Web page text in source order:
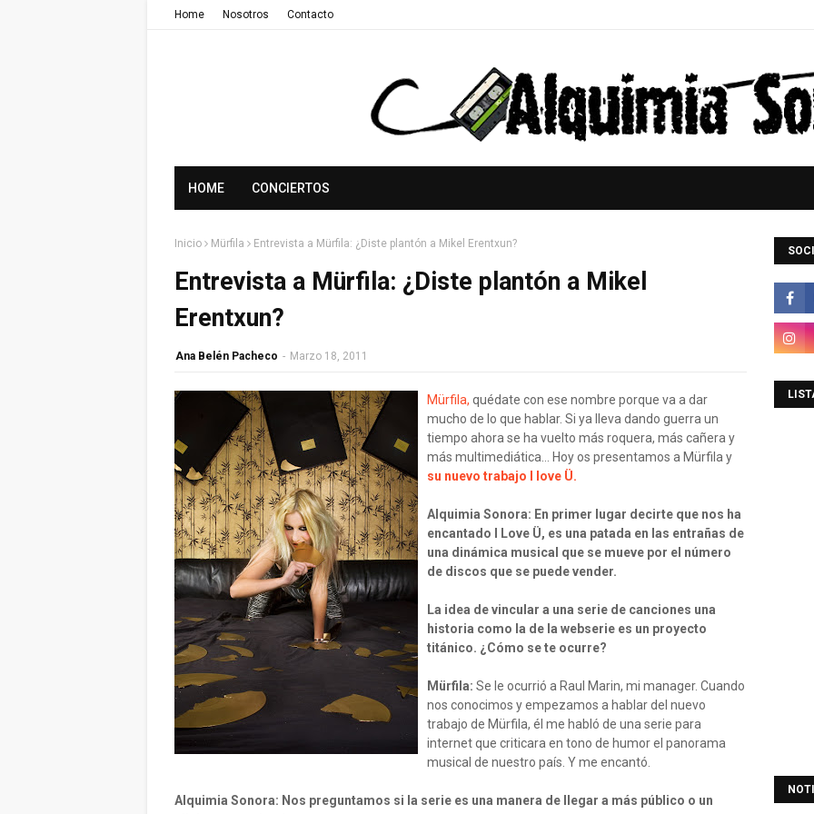
Home Nosotros Contacto
HOME CONCIERTOS
Inicio Mürfila Entrevista a Mürfila: ¿Diste plantón a Mikel Erentxun?
Entrevista a Mürfila: ¿Diste plantón a Mikel
Erentxun?
Ana Belén Pacheco - Marzo 18, 2011
Mürfila, quédate con ese nombre porque va a dar
mucho de lo que hablar. Si ya lleva dando guerra un
tiempo ahora se ha vuelto más roquera, más cañera y
más multimediática… Hoy os presentamos a Mürfila y
su nuevo trabajo I love Ü.
Alquimia Sonora: En primer lugar decirte que nos ha
encantado I Love Ü, es una patada en las entrañas de
una dinámica musical que se mueve por el número
de discos que se puede vender.
La idea de vincular a una serie de canciones una
historia como la de la webserie es un proyecto
titánico. ¿Cómo se te ocurre?
Mürfila: Se le ocurrió a Raul Marin, mi manager. Cuando
nos conocimos y empezamos a hablar del nuevo
trabajo de Mürfila, él me habló de una serie para
internet que criticara en tono de humor el panorama
musical de nuestro país. Y me encantó.
Alquimia Sonora: Nos preguntamos si la serie es una manera de llegar a más público o un